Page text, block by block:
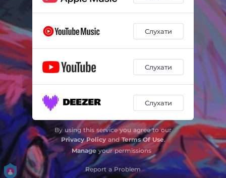
Чи знаєш ти? 02:54
Глузд 02:58
Слухати
Слухати
Слухати
By using this service you agree to our
Privacy PolicyandTerms Of Use.
Manageyour permissions
Report a Problem